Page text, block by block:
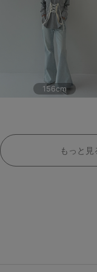
156cm
もっと見